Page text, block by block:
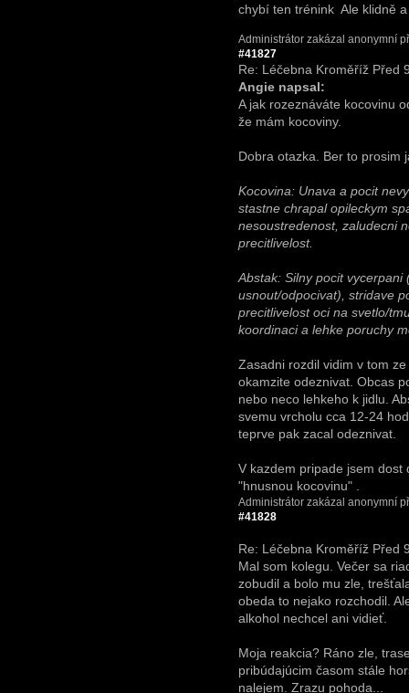
chybí ten trénink Ale klidně
Administrátor zakázal anonymní
#41827
Re: Léčebna Kroměříž Před
Angie napsal:
A jak rozeznáváte kocovinu
že mám kocoviny.
Dobra otazka. Ber to prosim
Kocovina: Unava a pocit
stastne chrapal opileckym
nesoustredenost, zaludecni
precitlivelost.
Abstak: Silny pocit
usnout/odpocivat), stridave
precitlivelost oci na svetlo/
koordinaci a lehke poruchy
Zasadni rozdil vidim v tom
okamzite odeznivat. Obcas
nebo neco lehkeho k jidlu.
svemu vrcholu cca 12-24
teprve pak zacal odeznivat.
V kazdem pripade jsem
"hnusnou kocovinu"
Administrátor zakázal anonymní
#41828
Re: Léčebna Kroměříž Před
Mal som kolegu. Večer sa
zobudil a bolo mu zle,
obeda to nejako rozchodil.
alkohol nechcel ani vidieť.
Moja reakcia? Ráno zle,
pribúdajúcim časom stále
nalejem. Zrazu pohoda...